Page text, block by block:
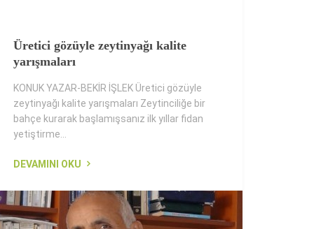
Üretici gözüyle zeytinyağı kalite
yarışmaları
KONUK YAZAR-BEKİR İŞLEK Üretici gözüyle
zeytinyağı kalite yarışmaları Zeytinciliğe bir
bahçe kurarak başlamışsanız ilk yıllar fidan
yetiştirme...
DEVAMINI OKU